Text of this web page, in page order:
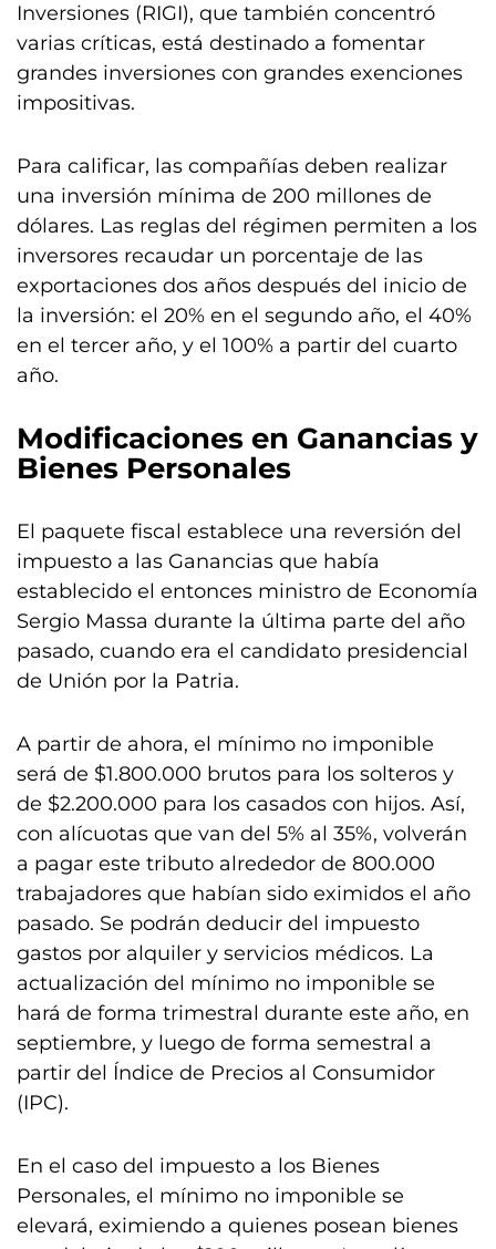
Inversiones (RIGI), que también concentró
varias críticas, está destinado a fomentar
grandes inversiones con grandes exenciones
impositivas.
Para calificar, las compañías deben realizar
una inversión mínima de 200 millones de
dólares. Las reglas del régimen permiten a los
inversores recaudar un porcentaje de las
exportaciones dos años después del inicio de
la inversión: el 20% en el segundo año, el 40%
en el tercer año, y el 100% a partir del cuarto
año.
Modificaciones en Ganancias y
Bienes Personales
El paquete fiscal establece una reversión del
impuesto a las Ganancias que había
establecido el entonces ministro de Economía
Sergio Massa durante la última parte del año
pasado, cuando era el candidato presidencial
de Unión por la Patria.
A partir de ahora, el mínimo no imponible
será de $1.800.000 brutos para los solteros y
de $2.200.000 para los casados con hijos. Así,
con alícuotas que van del 5% al 35%, volverán
a pagar este tributo alrededor de 800.000
trabajadores que habían sido eximidos el año
pasado. Se podrán deducir del impuesto
gastos por alquiler y servicios médicos. La
actualización del mínimo no imponible se
hará de forma trimestral durante este año, en
septiembre, y luego de forma semestral a
partir del Índice de Precios al Consumidor
(IPC).
En el caso del impuesto a los Bienes
Personales, el mínimo no imponible se
elevará, eximiendo a quienes posean bienes